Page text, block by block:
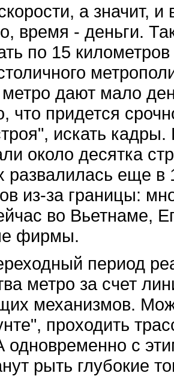
а значит,
время - деньги.
по 15
метро дают мало
что придется
искать
около десятка
развалилась еще
из-за границы:
во Вьетнаме,
фирмы.
период
метро за счет
механизмов.
проходить
с
рыть глубокие